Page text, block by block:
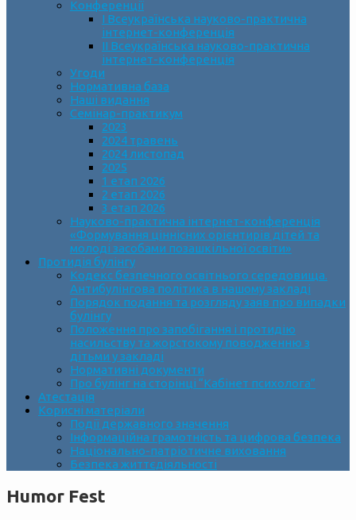
Конференції
І Всеукраїнська науково-практична
інтернет-конференція
ІІ Всеукраїнська науково-практична
інтернет-конференція
Угоди
Нормативна база
Наші видання
Семінар-практикум
2023
2024 травень
2024 листопад
2025
1 етап 2026
2 етап 2026
3 етап 2026
Науково-практична інтернет-конференція
«Формування ціннісних орієнтирів дітей та
молоді засобами позашкільної освіти»
Протидія булінгу
Кодекс безпечного освітнього середовища.
Антибулінгова політика в нашому закладі
Порядок подання та розгляду заяв про випадки
булінгу
Положення про запобігання і протидію
насильству та жорстокому поводженню з
дітьми у закладі
Нормативні документи
Про булінг на сторінці “Кабінет психолога”
Атестація
Корисні матеріали
Події державного значення
Інформаційна грамотність та цифрова безпека
Національно-патріотичне виховання
Безпека життєдіяльності
Humor Fest